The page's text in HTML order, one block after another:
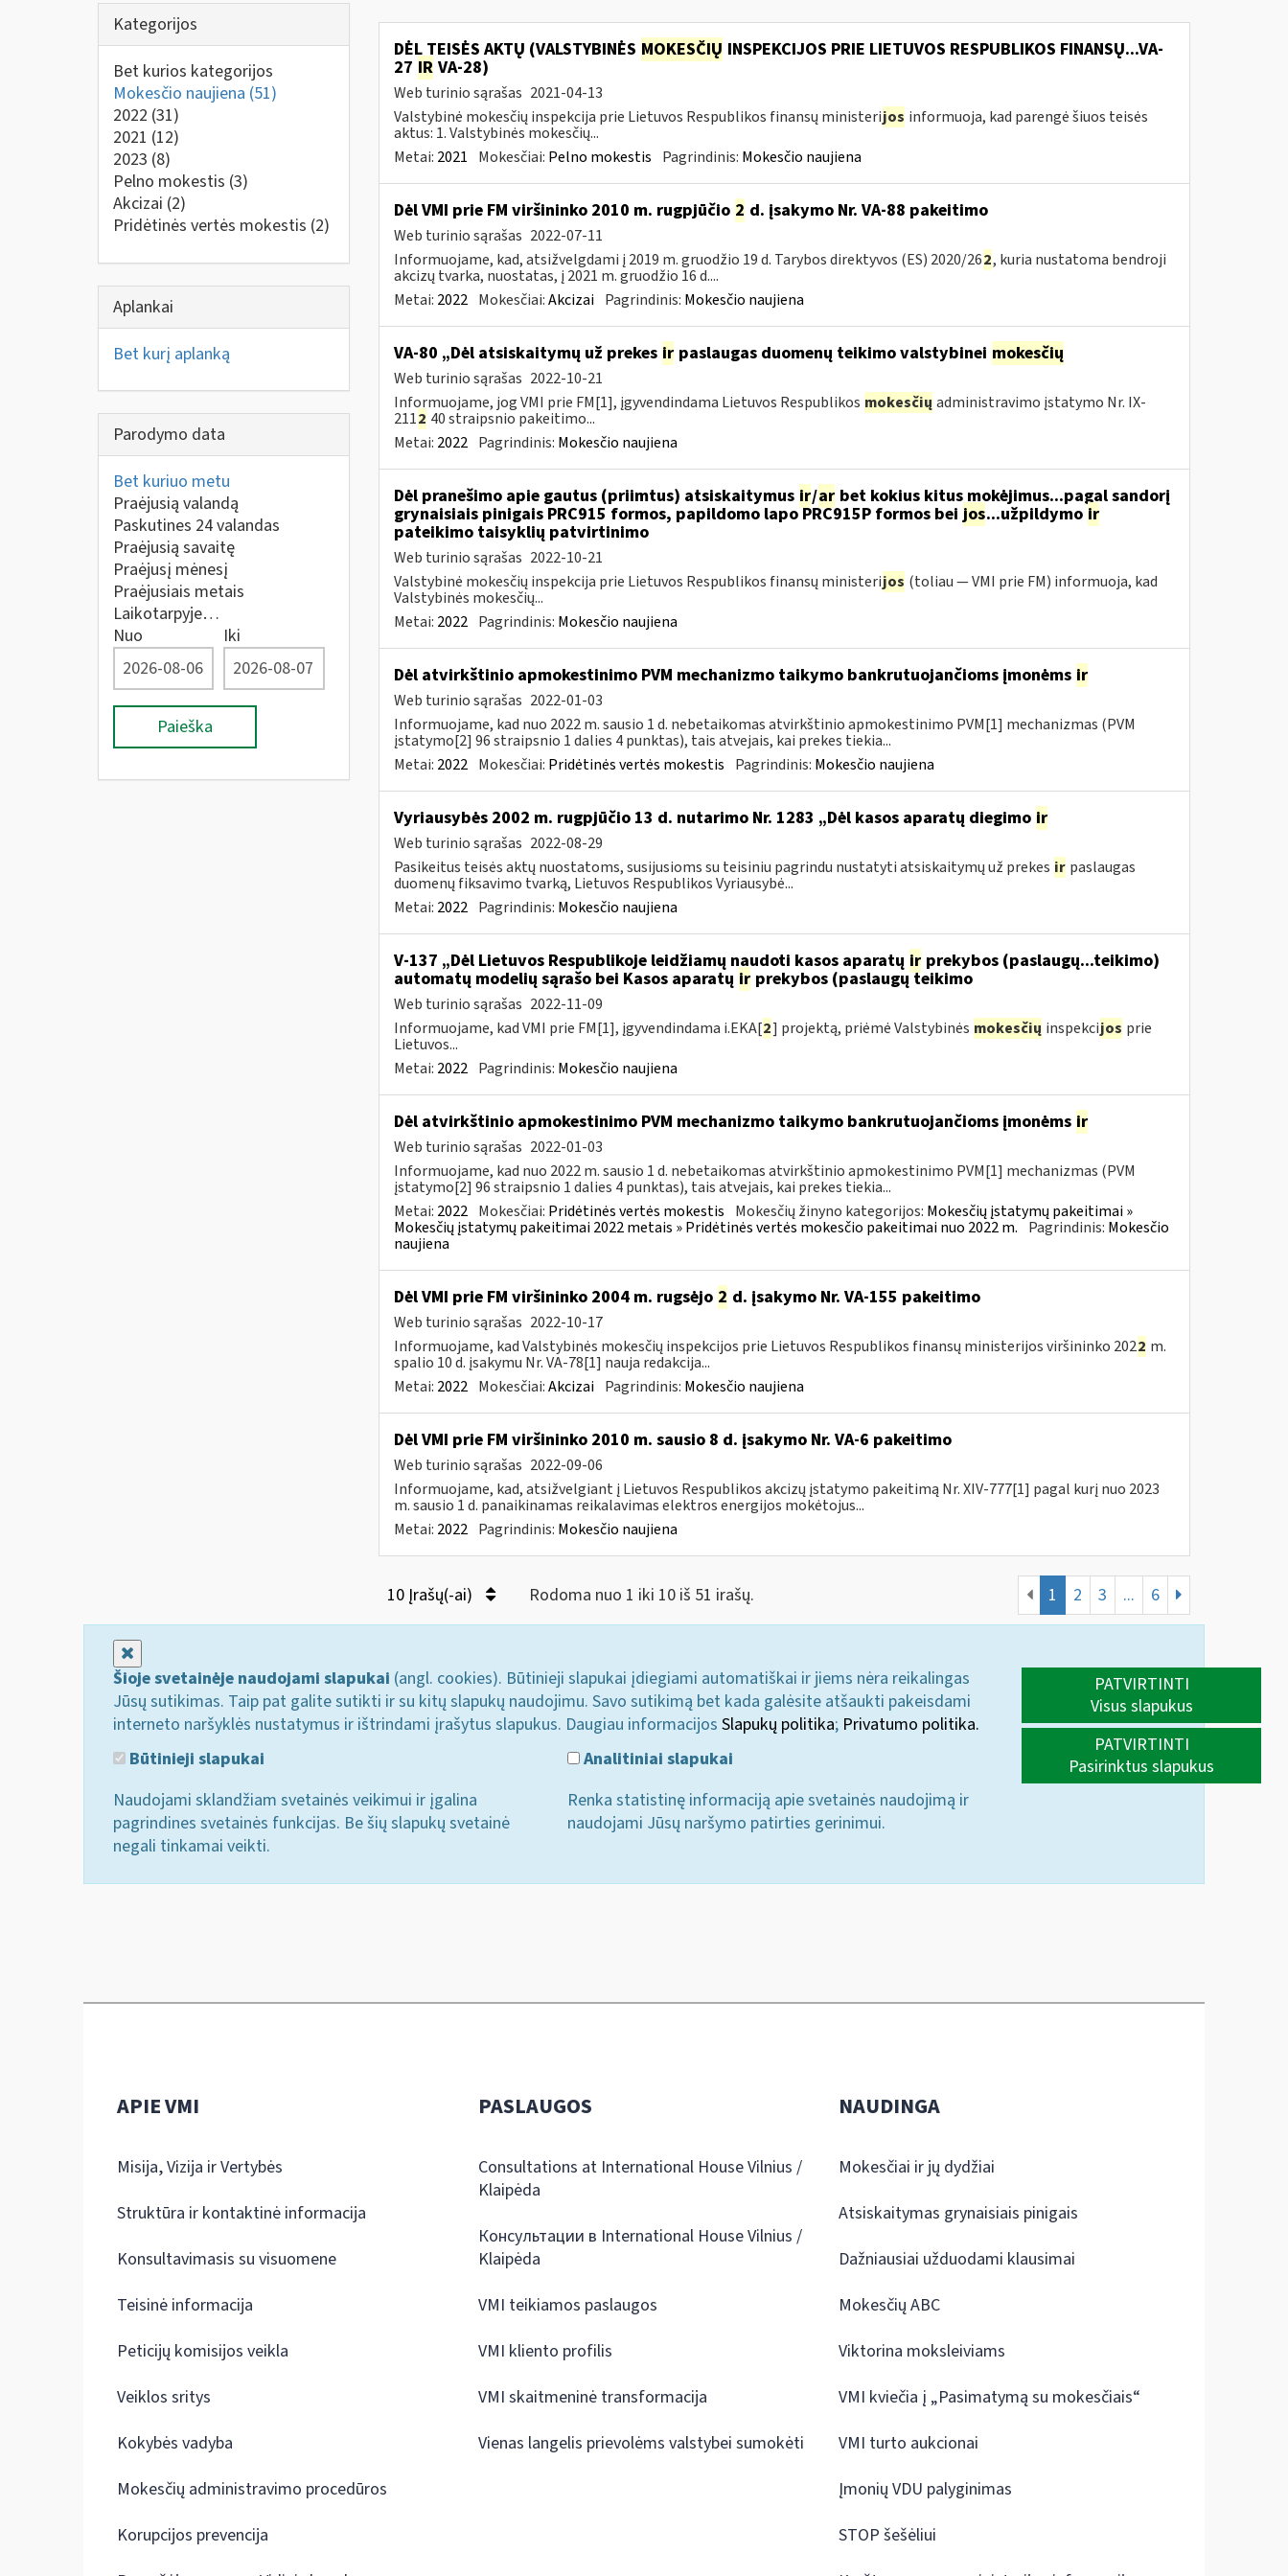
Kategorijos
Bet kurios kategorijos
Mokesčio naujiena (51)
2022 (31)
2021 (12)
2023 (8)
Pelno mokestis (3)
Akcizai (2)
Pridėtinės vertės mokestis (2)
Aplankai
Bet kurį aplanką
Parodymo data
Bet kuriuo metu
Praėjusią valandą
Paskutines 24 valandas
Praėjusią savaitę
Praėjusį mėnesį
Praėjusiais metais
Laikotarpyje…
Nuo
Iki
Paieška
DĖL TEISĖS AKTŲ (VALSTYBINĖS MOKESČIŲ INSPEKCIJOS PRIE LIETUVOS RESPUBLIKOS FINANSŲ...VA-
27 IR VA-28)
Web turinio sąrašas 2021-04-13
Valstybinė mokesčių inspekcija prie Lietuvos Respublikos finansų ministerijos informuoja, kad parengė šiuos teisės
aktus: 1. Valstybinės mokesčių...
Metai: 2021 Mokesčiai: Pelno mokestis Pagrindinis: Mokesčio naujiena
Dėl VMI prie FM viršininko 2010 m. rugpjūčio 2 d. įsakymo Nr. VA-88 pakeitimo
Web turinio sąrašas 2022-07-11
Informuojame, kad, atsižvelgdami į 2019 m. gruodžio 19 d. Tarybos direktyvos (ES) 2020/262, kuria nustatoma bendroji
akcizų tvarka, nuostatas, į 2021 m. gruodžio 16 d....
Metai: 2022 Mokesčiai:Akcizai Pagrindinis: Mokesčio naujiena
VA-80 „Dėl atsiskaitymų už prekes irpaslaugas duomenų teikimo valstybinei mokesčių
Web turinio sąrašas 2022-10-21
Informuojame, jog VMI prie FM[1], įgyvendindama Lietuvos Respublikos mokesčių administravimo įstatymo Nr. IX-
2112 40 straipsnio pakeitimo...
Metai: 2022 Pagrindinis: Mokesčio naujiena
Dėl pranešimo apie gautus (priimtus) atsiskaitymus ir/arbet kokius kitus mokėjimus...pagal sandorį
grynaisiais pinigais PRC915 formos, papildomo lapo PRC915P formos bei jos...užpildymo ir
pateikimo taisyklių patvirtinimo
Web turinio sąrašas 2022-10-21
Valstybinė mokesčių inspekcija prie Lietuvos Respublikos finansų ministerijos (toliau ― VMI prie FM) informuoja, kad
Valstybinės mokesčių...
Metai: 2022 Pagrindinis: Mokesčio naujiena
Dėl atvirkštinio apmokestinimo PVM mechanizmo taikymo bankrutuojančioms įmonėms ir
Web turinio sąrašas 2022-01-03
Informuojame, kad nuo 2022 m. sausio 1 d. nebetaikomas atvirkštinio apmokestinimo PVM[1] mechanizmas (PVM
įstatymo[2] 96 straipsnio 1 dalies 4 punktas), tais atvejais, kai prekes tiekia...
Metai: 2022 Mokesčiai: Pridėtinės vertės mokestis Pagrindinis: Mokesčio naujiena
Vyriausybės 2002 m. rugpjūčio 13 d. nutarimo Nr. 1283 „Dėl kasos aparatų diegimo ir
Web turinio sąrašas 2022-08-29
Pasikeitus teisės aktų nuostatoms, susijusioms su teisiniu pagrindu nustatyti atsiskaitymų už prekes ir paslaugas
duomenų fiksavimo tvarką, Lietuvos Respublikos Vyriausybė...
Metai: 2022 Pagrindinis: Mokesčio naujiena
V-137 „Dėl Lietuvos Respublikoje leidžiamų naudoti kasos aparatų irprekybos (paslaugų...teikimo)
automatų modelių sąrašo bei Kasos aparatų irprekybos (paslaugų teikimo
Web turinio sąrašas 2022-11-09
Informuojame, kad VMI prie FM[1], įgyvendindama i.EKA[2] projektą, priėmė Valstybinės mokesčių inspekcijos prie
Lietuvos...
Metai: 2022 Pagrindinis: Mokesčio naujiena
Dėl atvirkštinio apmokestinimo PVM mechanizmo taikymo bankrutuojančioms įmonėms ir
Web turinio sąrašas 2022-01-03
Informuojame, kad nuo 2022 m. sausio 1 d. nebetaikomas atvirkštinio apmokestinimo PVM[1] mechanizmas (PVM
įstatymo[2] 96 straipsnio 1 dalies 4 punktas), tais atvejais, kai prekes tiekia...
Metai: 2022 Mokesčiai: Pridėtinės vertės mokestis Mokesčių žinyno kategorijos: Mokesčių įstatymų pakeitimai »
Mokesčių įstatymų pakeitimai 2022 metais » Pridėtinės vertės mokesčio pakeitimai nuo 2022 m. Pagrindinis: Mokesčio
naujiena
Dėl VMI prie FM viršininko 2004 m. rugsėjo 2 d. įsakymo Nr. VA-155 pakeitimo
Web turinio sąrašas 2022-10-17
Informuojame, kad Valstybinės mokesčių inspekcijos prie Lietuvos Respublikos finansų ministerijos viršininko 2022 m.
spalio 10 d. įsakymu Nr. VA-78[1] nauja redakcija...
Metai: 2022 Mokesčiai:Akcizai Pagrindinis: Mokesčio naujiena
Dėl VMI prie FM viršininko 2010 m. sausio 8 d. įsakymo Nr. VA-6 pakeitimo
Web turinio sąrašas 2022-09-06
Informuojame, kad, atsižvelgiant į Lietuvos Respublikos akcizų įstatymo pakeitimą Nr. XIV-777[1] pagal kurį nuo 2023
m. sausio 1 d. panaikinamas reikalavimas elektros energijos mokėtojus...
Metai: 2022 Pagrindinis: Mokesčio naujiena
10 Įrašų(-ai) Rodoma nuo 1 iki 10 iš 51 irašų. 1 2 3 ... 6
Šioje svetainėje naudojami slapukai (angl. cookies). Būtinieji slapukai įdiegiami automatiškai ir jiems nėra reikalingas
Jūsų sutikimas. Taip pat galite sutikti ir su kitų slapukų naudojimu. Savo sutikimą bet kada galėsite atšaukti pakeisdami
interneto naršyklės nustatymus ir ištrindami įrašytus slapukus. Daugiau informacijos Slapukų politika; Privatumo politika.
Būtinieji slapukai
Naudojami sklandžiam svetainės veikimui ir įgalina
pagrindines svetainės funkcijas. Be šių slapukų svetainė
negali tinkamai veikti.
Analitiniai slapukai
Renka statistinę informaciją apie svetainės naudojimą ir
naudojami Jūsų naršymo patirties gerinimui.
PATVIRTINTI
Visus slapukus
PATVIRTINTI
Pasirinktus slapukus
APIE VMI
Misija, Vizija ir Vertybės
Struktūra ir kontaktinė informacija
Konsultavimasis su visuomene
Teisinė informacija
Peticijų komisijos veikla
Veiklos sritys
Kokybės vadyba
Mokesčių administravimo procedūros
Korupcijos prevencija
PASLAUGOS
Consultations at International House Vilnius /
Klaipėda
Консультации в International House Vilnius /
Klaipėda
VMI teikiamos paslaugos
VMI kliento profilis
VMI skaitmeninė transformacija
Vienas langelis prievolėms valstybei sumokėti
NAUDINGA
Mokesčiai ir jų dydžiai
Atsiskaitymas grynaisiais pinigais
Dažniausiai užduodami klausimai
Mokesčių ABC
Viktorina moksleiviams
VMI kviečia į „Pasimatymą su mokesčiais“
VMI turto aukcionai
Įmonių VDU palyginimas
STOP šešėliui